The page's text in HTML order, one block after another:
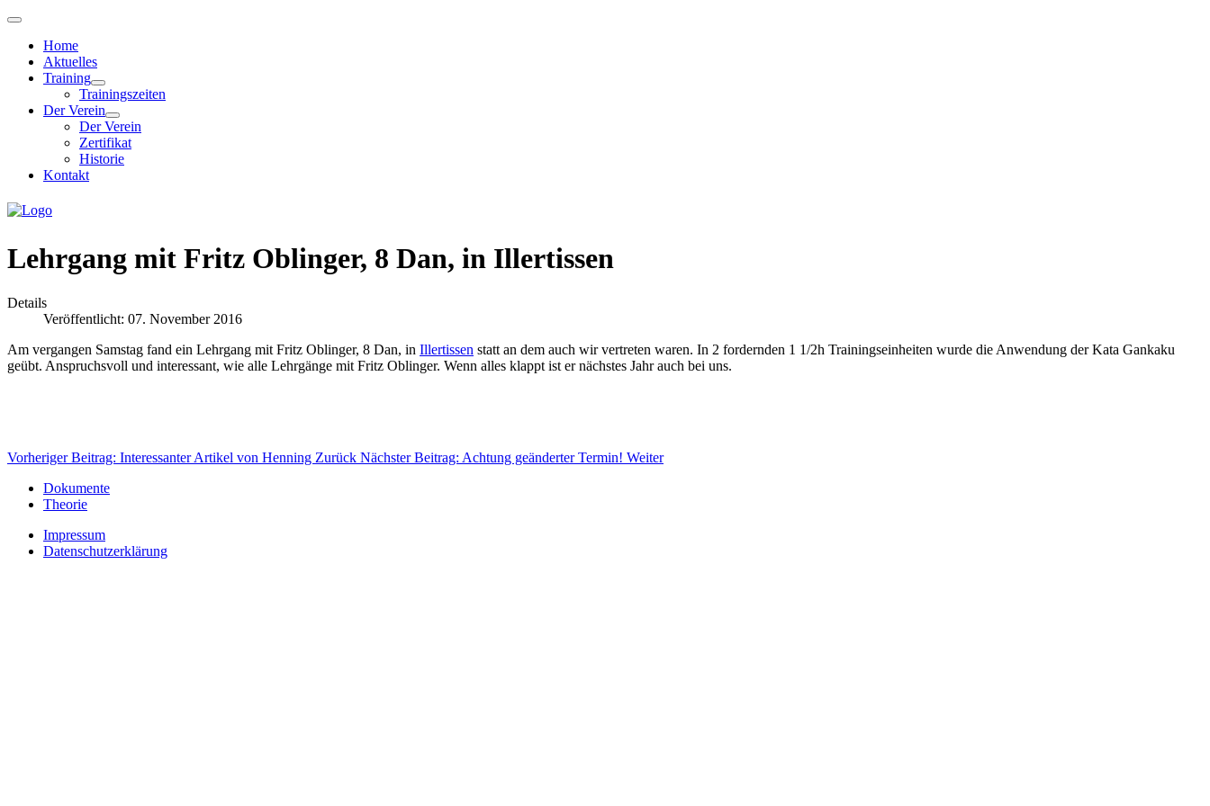
Home
Aktuelles
Training
Trainingszeiten
Der Verein
Der Verein
Zertifikat
Historie
Kontakt
Lehrgang mit Fritz Oblinger, 8 Dan, in Illertissen
Details
Veröffentlicht: 07. November 2016
Am vergangen Samstag fand ein Lehrgang mit Fritz Oblinger, 8 Dan, in Illertissen statt an dem auch wir vertreten waren. In 2 fordernden 1 1/2h Trainingseinheiten wurde die Anwendung der Kata Gankaku
geübt. Anspruchsvoll und interessant, wie alle Lehrgänge mit Fritz Oblinger. Wenn alles klappt ist er nächstes Jahr auch bei uns.
Vorheriger Beitrag: Interessanter Artikel von Henning Zurück Nächster Beitrag: Achtung geänderter Termin! Weiter
Dokumente
Theorie
Impressum
Datenschutzerklärung